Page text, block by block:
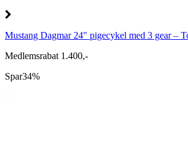
Mustang Dagmar 24" pigecykel med 3 gear –
Medlemsrabat 1.400,-
Spar34%